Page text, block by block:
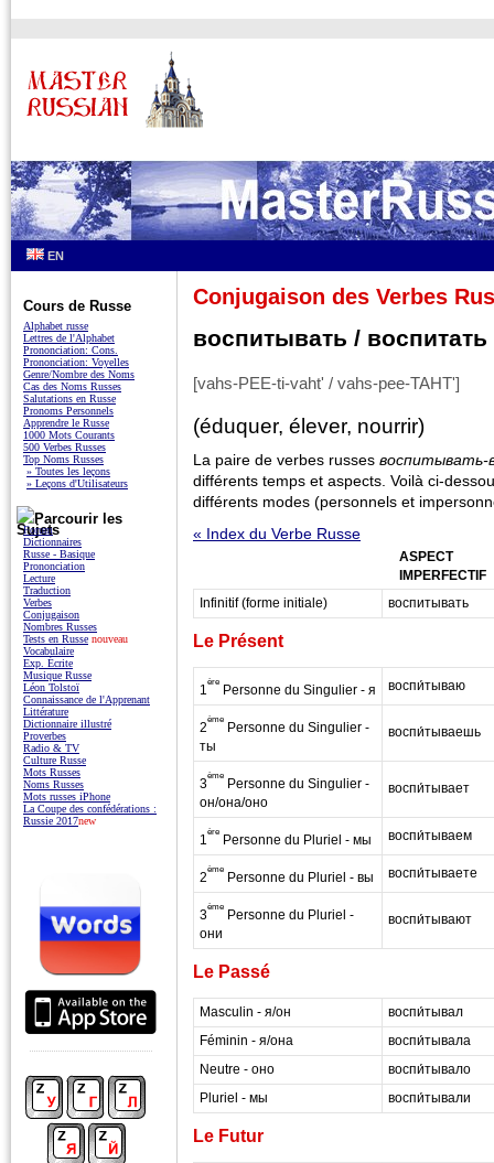
EN
Conjugaison des Verbes
воспитывать / воспитать
[vahs-PEE-ti-vaht' / vahs-pee-TAHT']
(éduquer, élever, nourrir)
La paire de verbes russes воспитывать-
différents temps et aspects. Voilà ci-
différents modes (personnels et
« Index du Verbe Russe
ASPECT
IMPERFECTIF
Infinitif (forme initiale)
воспитывать
Le Présent
1
ère
Personne du Singulier - я воспи́тываю
2
ème
Personne du Singulier -
ты
воспи́тываешь
3
ème
Personne du Singulier -
он/она/оно
воспи́тывает
1
ère
Personne du Pluriel - мы воспи́тываем
2
ème
Personne du Pluriel - вы воспи́тываете
3
ème
Personne du Pluriel -
они
воспи́тывают
Le Passé
Masculin - я/он
воспи́тывал
Féminin - я/она
воспи́тывала
Neutre - оно
воспи́тывало
Pluriel - мы
воспи́тывали
Le Futur
Cours de Russe
Alphabet russe
Lettres de l'Alphabet
Prononciation: Cons.
Prononciation: Voyelles
Genre/Nombre des Noms
Cas des Noms Russes
Salutations en Russe
Pronoms Personnels
Apprendre le Russe
1000 Mots Courants
500 Verbes Russes
Top Noms Russes
» Toutes les leçons
» Leçons d'Utilisateurs
Parcourir les
Sujets
Forum
Dictionnaires
Russe - Basique
Prononciation
Lecture
Traduction
Verbes
Conjugaison
Nombres Russes
Tests en Russe nouveau
Vocabulaire
Exp. Écrite
Musique Russe
Léon Tolstoï
Connaissance de l'Apprenant
Littérature
Dictionnaire illustré
Proverbes
Radio & TV
Culture Russe
Mots Russes
Noms Russes
Mots russes iPhone
La Coupe des confédérations :
Russie 2017new